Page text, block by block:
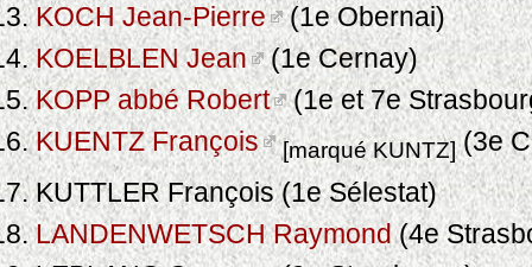
KOCH Jean-Pierre (1e Obernai)
KOELBLEN Jean (1e Cernay)
KOPP abbé Robert (1e et 7e
KUENTZ François
[marqué KUNTZ](3e
KUTTLER François (1e Sélestat)
LANDENWETSCH Raymond(4e